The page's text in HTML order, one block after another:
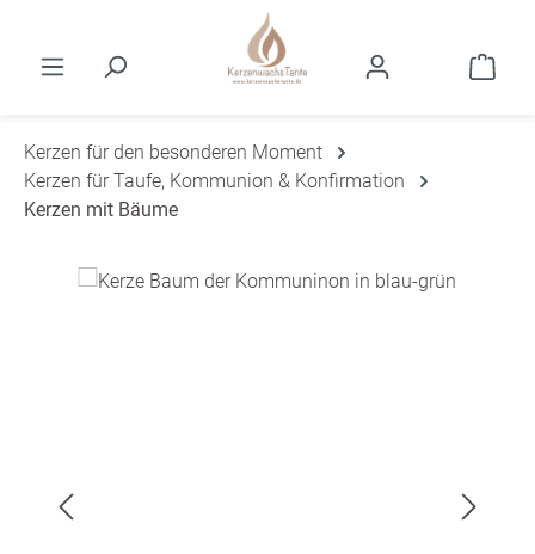
Kerzen für den besonderen Moment
Kerzen für Taufe, Kommunion & Konfirmation
Kerzen mit Bäume
Bildergalerie überspringen